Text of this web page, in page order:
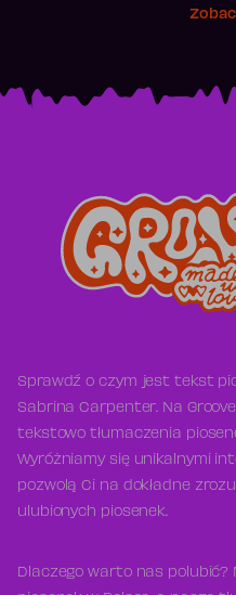
Sprawdź o czym jest tekst
Sabrina Carpenter. Na
tekstowo tłumaczenia
Wyróżniamy się unikalnymi
pozwolą Ci na dokładne
ulubionych piosenek.
Dlaczego warto nas polubić?